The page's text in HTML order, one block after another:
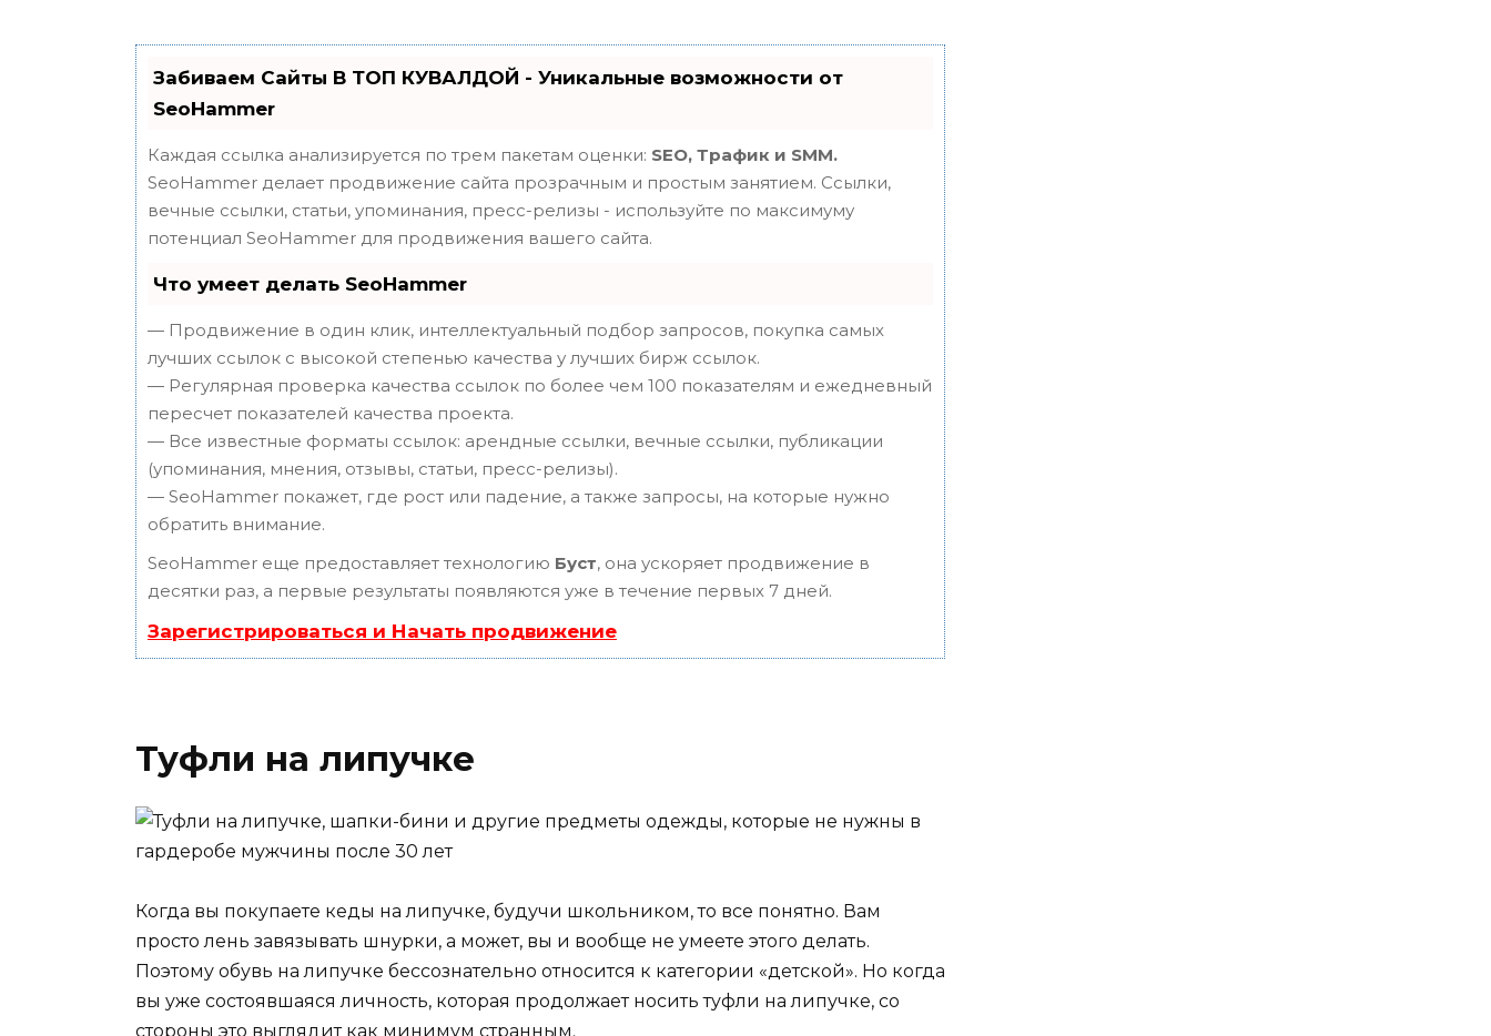
Забиваем Сайты В ТОП КУВАЛДОЙ - Уникальные возможности от
SeoHammer
Каждая ссылка анализируется по трем пакетам оценки: SEO, Трафик и SMM.
SeoHammer делает продвижение сайта прозрачным и простым занятием. Ссылки,
вечные ссылки, статьи, упоминания, пресс-релизы - используйте по максимуму
потенциал SeoHammer для продвижения вашего сайта.
Что умеет делать SeoHammer
— Продвижение в один клик, интеллектуальный подбор запросов, покупка самых
лучших ссылок с высокой степенью качества у лучших бирж ссылок.
— Регулярная проверка качества ссылок по более чем 100 показателям и ежедневный
пересчет показателей качества проекта.
— Все известные форматы ссылок: арендные ссылки, вечные ссылки, публикации
(упоминания, мнения, отзывы, статьи, пресс-релизы).
— SeoHammer покажет, где рост или падение, а также запросы, на которые нужно
обратить внимание.
SeoHammer еще предоставляет технологию Буст, она ускоряет продвижение в
десятки раз, а первые результаты появляются уже в течение первых 7 дней.
Зарегистрироваться и Начать продвижение
Туфли на липучке
Когда вы покупаете кеды на липучке, будучи школьником, то все понятно. Вам
просто лень завязывать шнурки, а может, вы и вообще не умеете этого делать.
Поэтому обувь на липучке бессознательно относится к категории «детской». Но когда
вы уже состоявшаяся личность, которая продолжает носить туфли на липучке, со
стороны это выглядит как минимум странным.